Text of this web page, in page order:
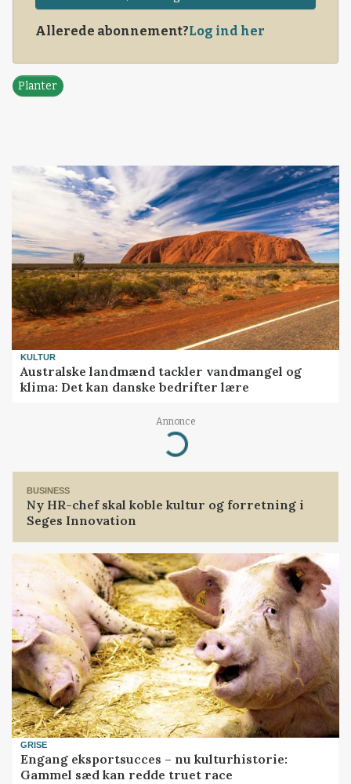
Allerede abonnement?Log ind her
Planter
KULTUR
Australske landmænd tackler vandmangel og
klima: Det kan danske bedrifter lære
Annonce
Loading...
BUSINESS
Ny HR-chef skal koble kultur og forretning i
Seges Innovation
GRISE
Engang eksportsucces – nu kulturhistorie:
Gammel sæd kan redde truet race